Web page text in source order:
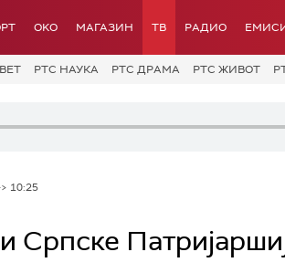
OKO МАГАЗИН ТВ РАДИО
РТС НАУКА РТС ДРАМА РТС ЖИВОТ
10:25
Српске